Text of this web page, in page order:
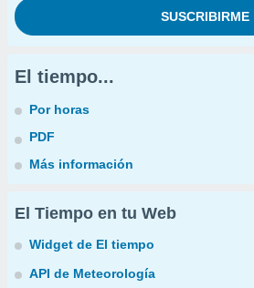
El tiempo...
Por horas
PDF
Más información
El Tiempo en tu Web
Widget de El tiempo
API de Meteorología